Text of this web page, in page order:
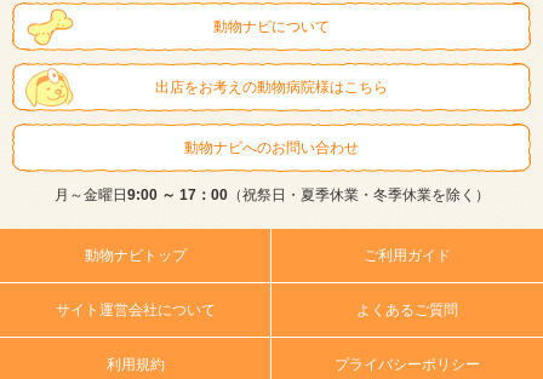
動物ナビについて
出店をお考えの動物病院様はこちら
動物ナビへのお問い合わせ
月～金曜日 9:00 ～ 17：00（祝祭日・夏季休業・冬季休業を除く）
動物ナビトップ ご利用ガイド
サイト運営会社について よくあるご質問
利用規約 プライバシーポリシー